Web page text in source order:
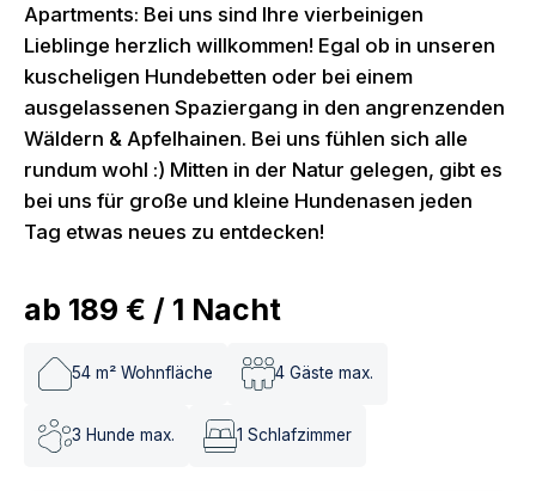
Apartments: Bei uns sind Ihre vierbeinigen
Lieblinge herzlich willkommen! Egal ob in unseren
kuscheligen Hundebetten oder bei einem
ausgelassenen Spaziergang in den angrenzenden
Wäldern & Apfelhainen. Bei uns fühlen sich alle
rundum wohl :) Mitten in der Natur gelegen, gibt es
bei uns für große und kleine Hundenasen jeden
Tag etwas neues zu entdecken!
ab 189 € / 1 Nacht
54 m² Wohnfläche 4 Gäste max.
3 Hunde max. 1 Schlafzimmer